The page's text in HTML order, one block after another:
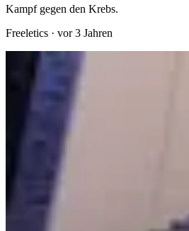
Kampf gegen den Krebs.
Freeletics · vor 3 Jahren